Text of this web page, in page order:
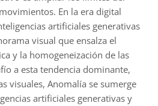
En la era digital
artificiales generativas
visual que ensalza el
y la homogeneización de las
a esta tendencia dominante,
visuales, Anomalía se sumerge
artificiales generativas y